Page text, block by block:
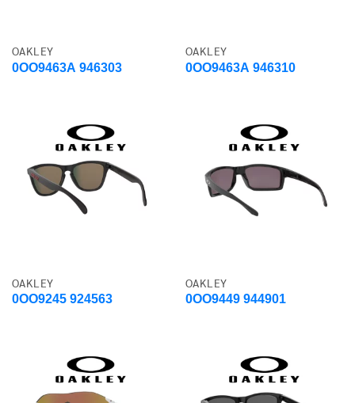
OAKLEY
0OO9463A 946303
OAKLEY
0OO9463A 946310
OAKLEY
0OO9245 924563
OAKLEY
0OO9449 944901